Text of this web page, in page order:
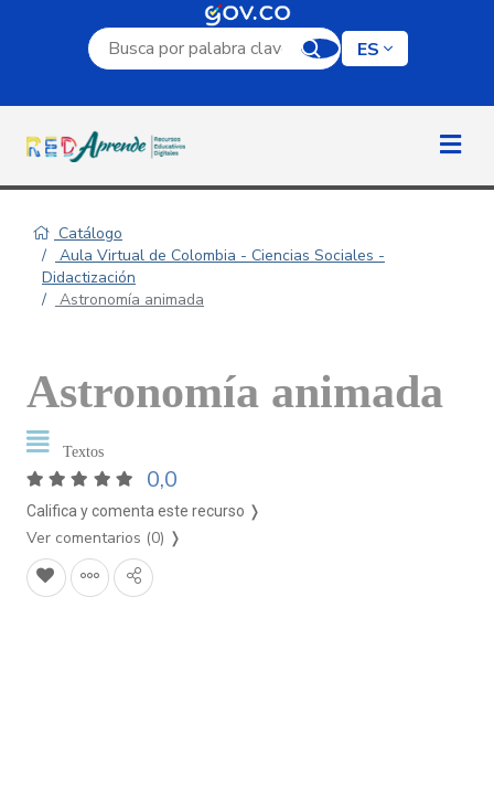
Campo de búsqueda por palabra clave
ES
Catálogo
Aula Virtual de Colombia - Ciencias Sociales -
Didactización
Astronomía animada
Astronomía animada
Textos
0,0
Califica y comenta este recurso ❭
Ver comentarios (0) ❭